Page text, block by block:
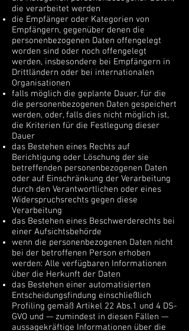
die verarbeitet werden
die Empfänger oder Kategorien von
Empfängern, gegenüber denen die
personenbezogenen Daten offengelegt
worden sind oder noch offengelegt
werden, insbesondere bei Empfängern in
Drittländern oder bei internationalen
Organisationen
falls möglich die geplante Dauer, für die
die personenbezogenen Daten gespeichert
werden, oder, falls dies nicht möglich ist,
die Kriterien für die Festlegung dieser
Dauer
das Bestehen eines Rechts auf
Berichtigung oder Löschung der sie
betreffenden personenbezogenen Daten
oder auf Einschränkung der Verarbeitung
durch den Verantwortlichen oder eines
Widerspruchsrechts gegen diese
Verarbeitung
das Bestehen eines Beschwerderechts bei
einer Aufsichtsbehörde
wenn die personenbezogenen Daten nicht
bei der betroffenen Person erhoben
werden: Alle verfügbaren Informationen
über die Herkunft der Daten
das Bestehen einer automatisierten
Entscheidungsfindung einschließlich
Profiling gemäß Artikel 22 Abs.1 und 4 DS-
GVO und — zumindest in diesen Fällen —
aussagekräftige Informationen über die